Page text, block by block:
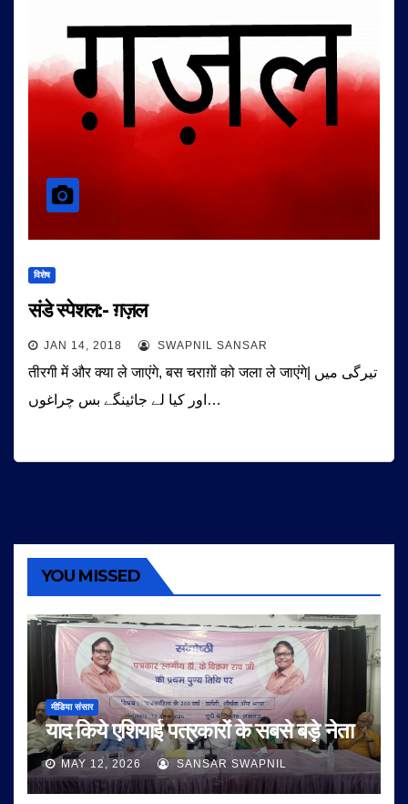
विशेष
संडे स्पेशल:- ग़ज़ल
JAN 14, 2018 SWAPNIL SANSAR
तीरगी में और क्या ले जाएंगे, बस चराग़ों को जला ले जाएंगे| تیرگی میں
اور کیا لے جائینگے بس چراغوں…
YOU MISSED
मीडिया संसार
याद किये एशियाई पत्रकारों के सबसे बड़े नेता
MAY 12, 2026 SANSAR SWAPNIL